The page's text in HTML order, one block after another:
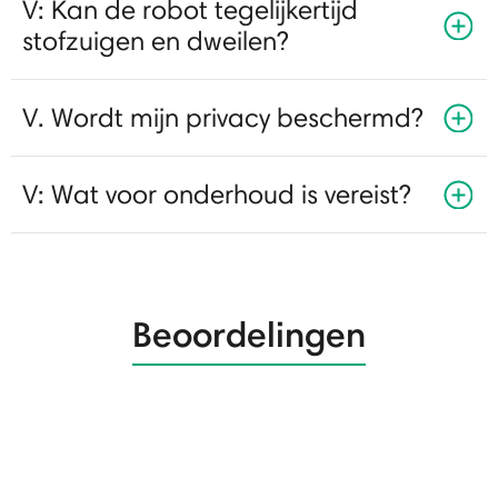
V: Kan de robot tegelijkertijd
stofzuigen en dweilen?
V. Wordt mijn privacy beschermd?
V: Wat voor onderhoud is vereist?
Beoordelingen